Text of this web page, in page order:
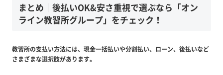
まとめ｜後払いOK&安さ重視で選ぶなら「オン
ライン教習所グループ」をチェック！
教習所の支払い方法には、現金一括払いや分割払い、ローン、後払いなど
さまざまな選択肢があります。